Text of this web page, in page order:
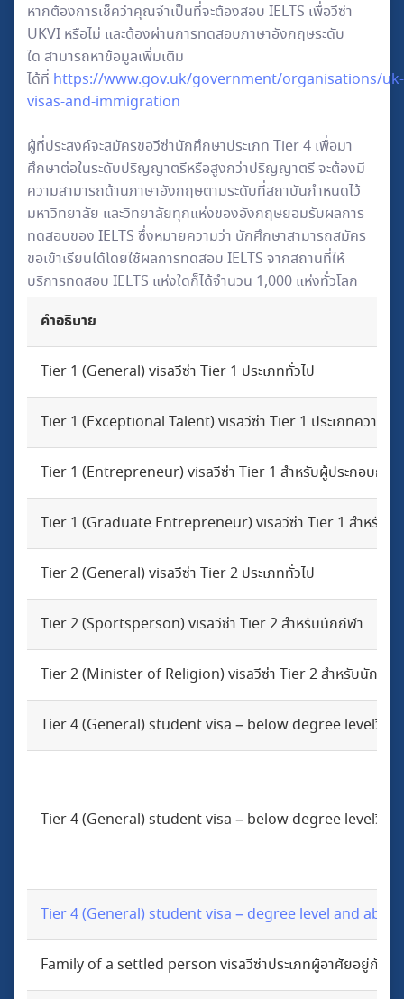
หากต้องการเช็คว่าคุณจำเป็นที่จะต้องสอบ IELTS เพื่อวีซ่า
UKVI หรือไม่ และต้องผ่านการทดสอบภาษาอังกฤษระดับ
ใด สามารถหาข้อมูลเพิ่มเติม
ได้ที่ https://www.gov.uk/government/organisations/uk-
visas-and-immigration
ผู้ที่ประสงค์จะสมัครขอวีซ่านักศึกษาประเภท Tier 4 เพื่อมา
ศึกษาต่อในระดับปริญญาตรีหรือสูงกว่าปริญญาตรี จะต้องมี
ความสามารถด้านภาษาอังกฤษตามระดับที่สถาบันกำหนดไว้
มหาวิทยาลัย และวิทยาลัยทุกแห่งของอังกฤษยอมรับผลการ
ทดสอบของ IELTS ซึ่งหมายความว่า นักศึกษาสามารถสมัคร
ขอเข้าเรียนได้โดยใช้ผลการทดสอบ IELTS จากสถานที่ให้
บริการทดสอบ IELTS แห่งใดก็ได้จำนวน 1,000 แห่งทั่วโลก
คำอธิบาย
Tier 1 (General) visaวีซ่า Tier 1 ประเภททั่วไป
Tier 1 (Exceptional Talent) visaวีซ่า Tier 1 ประเภทความส
Tier 1 (Entrepreneur) visaวีซ่า Tier 1 สำหรับผู้ประกอบการ
Tier 1 (Graduate Entrepreneur) visaวีซ่า Tier 1 สำหรับผู้
Tier 2 (General) visaวีซ่า Tier 2 ประเภททั่วไป
Tier 2 (Sportsperson) visaวีซ่า Tier 2 สำหรับนักกีฬา
Tier 2 (Minister of Religion) visaวีซ่า Tier 2 สำหรับนักบว
Tier 4 (General) student visa – below degree levelวีซ่า
Tier 4 (General) student visa – below degree levelวีซ่า
Tier 4 (General) student visa – degree level and above
Family of a settled person visaวีซ่าประเภทผู้อาศัยอยู่กับค